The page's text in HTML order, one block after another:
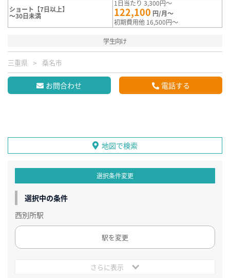
ショート【7日以上】
～30日未満
1日当たり 3,300円～
122,100 円/月～
初期費用他 16,500円～
学生向け
三重県 桑名市
お問合わせ 電話する
地図で検索
選択条件変更
選択中の条件
西別所駅
駅を変更
さらに表示